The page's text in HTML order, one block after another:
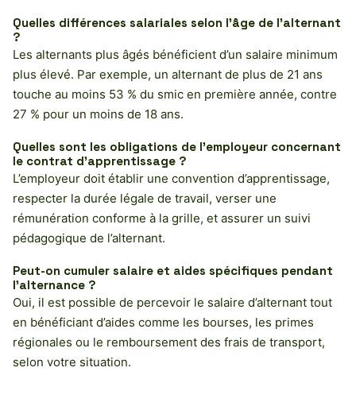
Quelles différences salariales selon l’âge de l’alternant
?
Les alternants plus âgés bénéficient d’un salaire minimum
plus élevé. Par exemple, un alternant de plus de 21 ans
touche au moins 53 % du smic en première année, contre
27 % pour un moins de 18 ans.
Quelles sont les obligations de l’employeur concernant
le contrat d’apprentissage ?
L’employeur doit établir une convention d’apprentissage,
respecter la durée légale de travail, verser une
rémunération conforme à la grille, et assurer un suivi
pédagogique de l’alternant.
Peut-on cumuler salaire et aides spécifiques pendant
l’alternance ?
Oui, il est possible de percevoir le salaire d’alternant tout
en bénéficiant d’aides comme les bourses, les primes
régionales ou le remboursement des frais de transport,
selon votre situation.